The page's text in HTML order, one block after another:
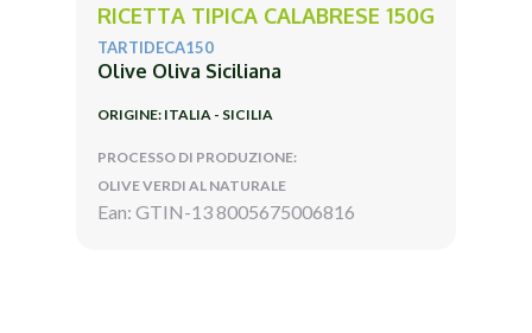
RICETTA TIPICA CALABRESE 150G
TARTIDECA150
Olive Oliva Siciliana
ORIGINE: ITALIA - SICILIA
PROCESSO DI PRODUZIONE:
OLIVE VERDI AL NATURALE
Ean: GTIN-13 8005675006816